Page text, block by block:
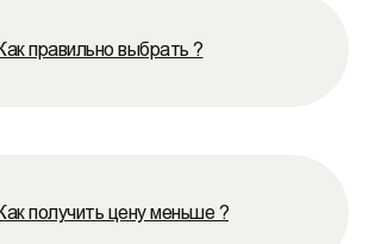
Как правильно выбрать ?
Как получить цену меньше ?